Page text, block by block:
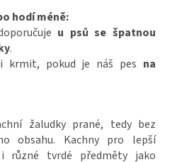
hodí méně:
u psů se špatnou
.
krmit, pokud je náš pes na
žaludky prané, tedy bez
obsahu. Kachny pro lepší
různé tvrdé předměty jako